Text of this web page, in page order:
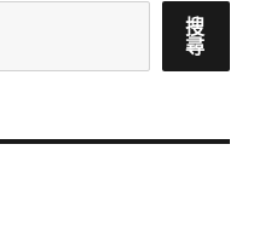
搜
尋